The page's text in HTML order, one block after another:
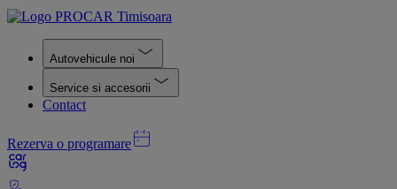
Autovehicule noi
Service si accesorii
Contact
Rezerva o programare